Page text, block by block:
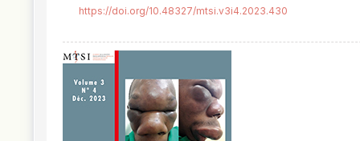
https://doi.org/10.48327/mtsi.v3i4.2023.430